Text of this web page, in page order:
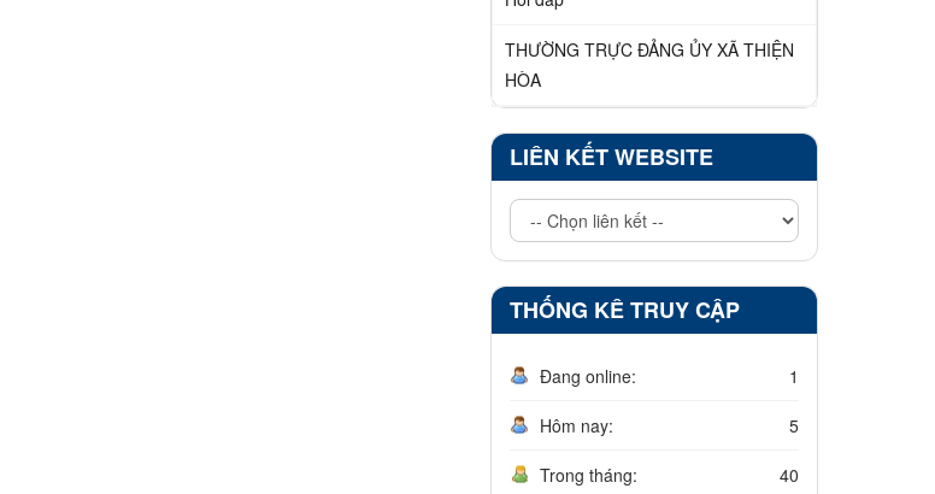
THƯỜNG TRỰC ĐẢNG ỦY XÃ THIỆN
HÒA
LIÊN KẾT WEBSITE
THỐNG KÊ TRUY CẬP
Đang online: 1
Hôm nay: 5
Trong tháng: 40